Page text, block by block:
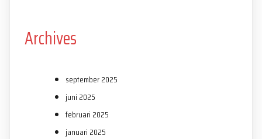
Archives
september 2025
juni 2025
februari 2025
januari 2025